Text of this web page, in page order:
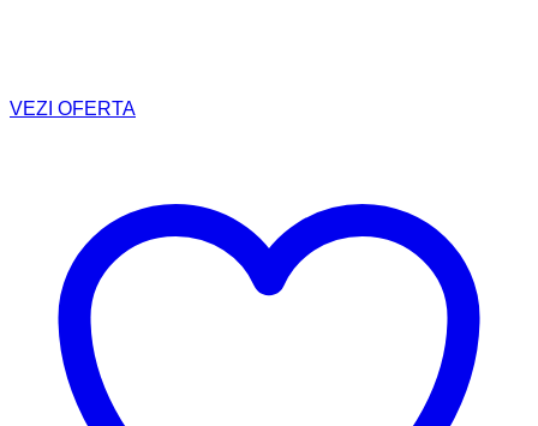
VEZI OFERTA